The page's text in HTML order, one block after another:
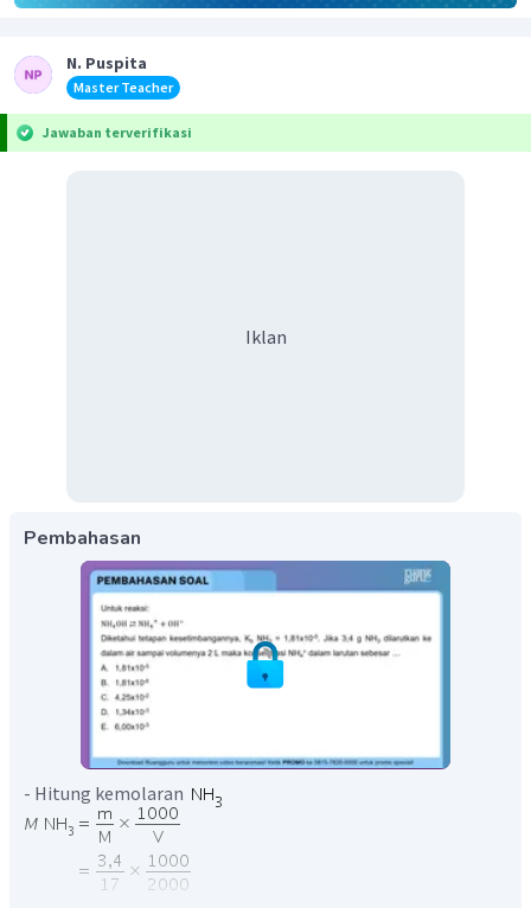
N. Puspita
Master Teacher
Jawaban terverifikasi
Iklan
Pembahasan
- Hitung kemolaran